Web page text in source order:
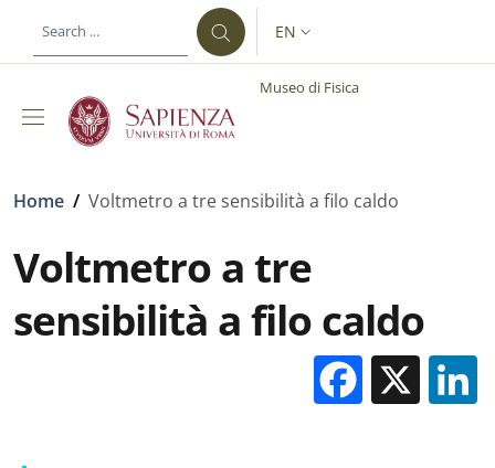
LANGUAGE SWITCHER:
EN
Museo di Fisica
Breadcrumb
Home / Voltmetro a tre sensibilità a filo caldo
Voltmetro a tre
sensibilità a filo caldo
X